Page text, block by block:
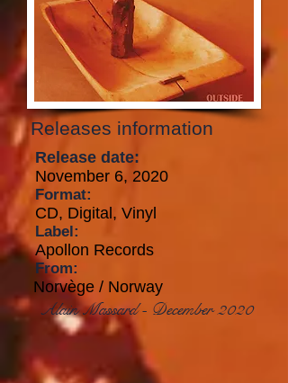
Releases information
Release date:
November 6, 2020
Format:
CD, Digital, Vinyl
Label:
Apollon Records
From:
Norvège / Norway
Alain Massard - December 2020